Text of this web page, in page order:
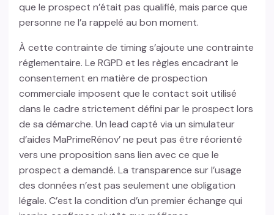
que le prospect n’était pas qualifié, mais parce que
personne ne l’a rappelé au bon moment.
À cette contrainte de timing s’ajoute une contrainte
réglementaire. Le RGPD et les règles encadrant le
consentement en matière de prospection
commerciale imposent que le contact soit utilisé
dans le cadre strictement défini par le prospect lors
de sa démarche. Un lead capté via un simulateur
d’aides MaPrimeRénov’ ne peut pas être réorienté
vers une proposition sans lien avec ce que le
prospect a demandé. La transparence sur l’usage
des données n’est pas seulement une obligation
légale. C’est la condition d’un premier échange qui